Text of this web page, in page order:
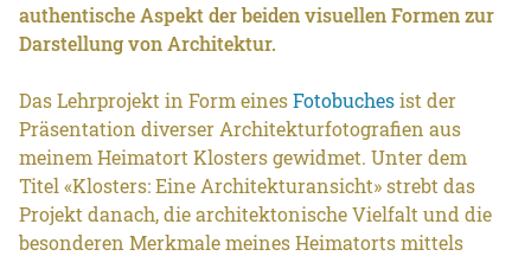
authentische Aspekt der beiden visuellen Formen zur
Darstellung von Architektur.
Das Lehrprojekt in Form einesFotobuchesist der
Präsentation diverser Architekturfotografien aus
meinem Heimatort Klosters gewidmet. Unter dem
Titel «Klosters: Eine Architekturansicht» strebt das
Projekt danach, die architektonische Vielfalt und die
besonderen Merkmale meines Heimatorts mittels